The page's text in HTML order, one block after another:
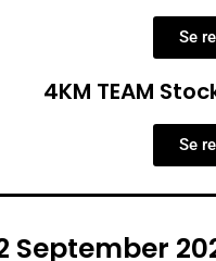
Se
4KM TEAM
Se
September